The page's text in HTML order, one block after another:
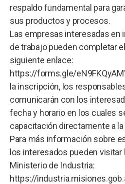
respaldo fundamental para
sus productos y procesos.
Las empresas interesadas en
de trabajo pueden completar
siguiente enlace:
https://forms.gle/
la inscripción, los
comunicarán con los
fecha y horario en los cuales
capacitación directamente a
Para más información sobre
los interesados pueden visitar
Ministerio de Industria:
https://